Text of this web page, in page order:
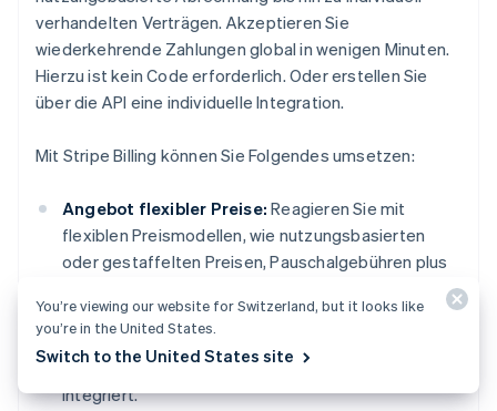
verhandelten Verträgen. Akzeptieren Sie
wiederkehrende Zahlungen global in wenigen Minuten.
Hierzu ist kein Code erforderlich. Oder erstellen Sie
über die API eine individuelle Integration.
Mit Stripe Billing können Sie Folgendes umsetzen:
Angebot flexibler Preise: Reagieren Sie mit
flexiblen Preismodellen, wie nutzungsbasierten
oder gestaffelten Preisen, Pauschalgebühren plus
auf die Nutzernachfrage. Die Unterstützung für
anteilmäßige Verrechnungen und Add-ons ist
integriert.
You’re viewing our website for Switzerland, but it looks like
you’re in the United States.
Switch to the United States site